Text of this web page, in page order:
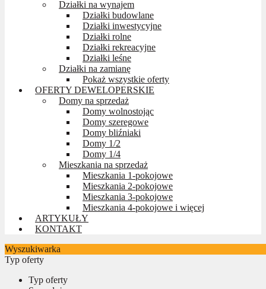
Działki na wynajem
Działki budowlane
Działki inwestycyjne
Działki rolne
Działki rekreacyjne
Działki leśne
Działki na zamianę
Pokaż wszystkie oferty
OFERTY DEWELOPERSKIE
Domy na sprzedaż
Domy wolnostojąc
Domy szeregowe
Domy bliźniaki
Domy 1/2
Domy 1/4
Mieszkania na sprzedaż
Mieszkania 1-pokojowe
Mieszkania 2-pokojowe
Mieszkania 3-pokojowe
Mieszkania 4-pokojowe i więcej
ARTYKUŁY
KONTAKT
Wyszukiwarka
Typ oferty
Typ oferty